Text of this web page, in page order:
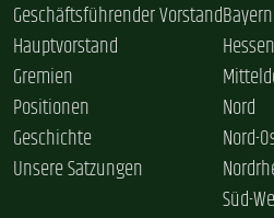
Geschäftsführender Vorstand
Hauptvorstand
Gremien
Positionen
Geschichte
Unsere Satzungen
Bayern
Nord
Nord-
Süd-